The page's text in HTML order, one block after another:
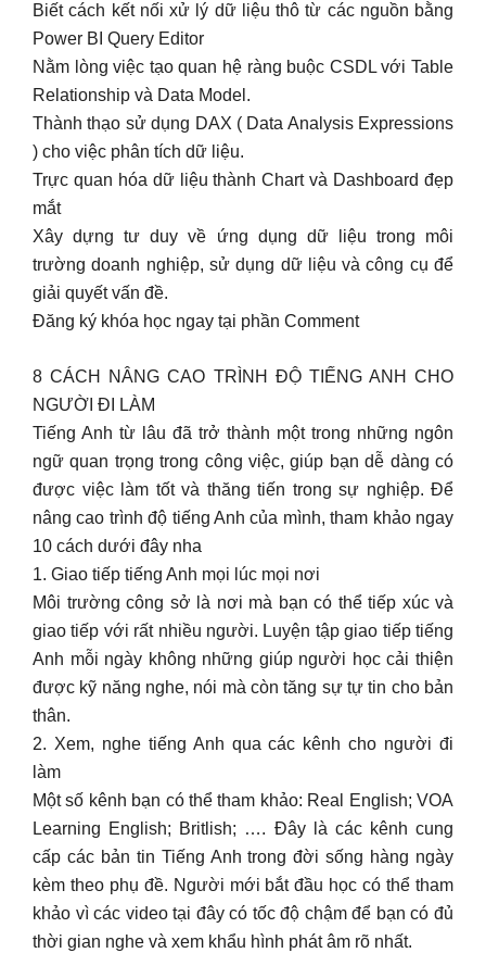
Biết cách kết nối xử lý dữ liệu thô từ các nguồn bằng
Power BI Query Editor
Nằm lòng việc tạo quan hệ ràng buộc CSDL với Table
Relationship và Data Model.
Thành thạo sử dụng DAX ( Data Analysis Expressions
) cho việc phân tích dữ liệu.
Trực quan hóa dữ liệu thành Chart và Dashboard đẹp
mắt
Xây dựng tư duy về ứng dụng dữ liệu trong môi
trường doanh nghiệp, sử dụng dữ liệu và công cụ để
giải quyết vấn đề.
Đăng ký khóa học ngay tại phần Comment
8 CÁCH NÂNG CAO TRÌNH ĐỘ TIẾNG ANH CHO
NGƯỜI ĐI LÀM
Tiếng Anh từ lâu đã trở thành một trong những ngôn
ngữ quan trọng trong công việc, giúp bạn dễ dàng có
được việc làm tốt và thăng tiến trong sự nghiệp. Để
nâng cao trình độ tiếng Anh của mình, tham khảo ngay
10 cách dưới đây nha
1. Giao tiếp tiếng Anh mọi lúc mọi nơi
Môi trường công sở là nơi mà bạn có thể tiếp xúc và
giao tiếp với rất nhiều người. Luyện tập giao tiếp tiếng
Anh mỗi ngày không những giúp người học cải thiện
được kỹ năng nghe, nói mà còn tăng sự tự tin cho bản
thân.
2. Xem, nghe tiếng Anh qua các kênh cho người đi
làm
Một số kênh bạn có thể tham khảo: Real English; VOA
Learning English; Britlish; …. Đây là các kênh cung
cấp các bản tin Tiếng Anh trong đời sống hàng ngày
kèm theo phụ đề. Người mới bắt đầu học có thể tham
khảo vì các video tại đây có tốc độ chậm để bạn có đủ
thời gian nghe và xem khẩu hình phát âm rõ nhất.